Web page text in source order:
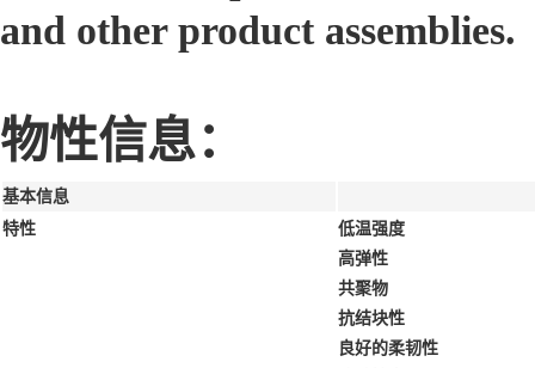
and other product assemblies.
物性信息：
基本信息
特性
低温强度
高弹性
共聚物
抗结块性
良好的柔韧性